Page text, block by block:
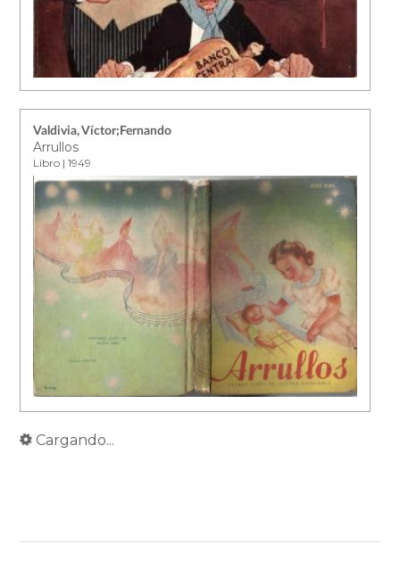
Valdivia, Víctor;Fernando
Arrullos
Libro | 1949
Cargando...